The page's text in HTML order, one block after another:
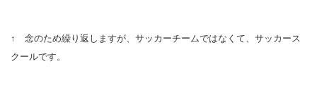
↑ 念のため繰り返しますが、サッカーチームではなくて、サッカース
クールです。